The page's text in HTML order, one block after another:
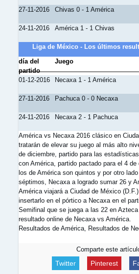
27-11-2016 Chivas 0 - 1 América
24-11-2016 América 1 - 1 Chivas
Liga de México - Los últimos
día del
partido
Juego
01-12-2016 Necaxa 1 - 1 América
27-11-2016 Pachuca 0 - 0 Necaxa
24-11-2016 Necaxa 2 - 1 Pachuca
América vs Necaxa 2016 clásico en
tratarán de elevar su juego al más alto
de diciembre, partido para las
con América, partido pactado para el 4
los de América son quintos y por otro
séptimos, Necaxa a logrado sumar 26 y
América viajará a Ciudad de México
insertarlo en el pórtico a Necaxa en el
Semifinal que se juega a las 22 en
resultado online de Necaxa vs América.
Resultados de América, Resultados de
Comparte este
Twitter Pinterest